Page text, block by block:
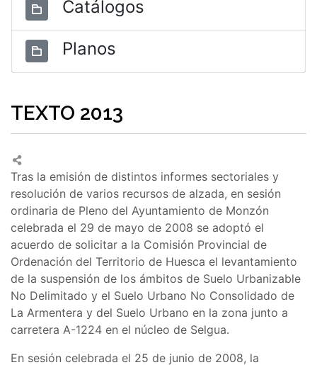
Catálogos
Planos
TEXTO 2013
Tras la emisión de distintos informes sectoriales y
resolución de varios recursos de alzada, en sesión
ordinaria de Pleno del Ayuntamiento de Monzón
celebrada el 29 de mayo de 2008 se adoptó el
acuerdo de solicitar a la Comisión Provincial de
Ordenación del Territorio de Huesca el levantamiento
de la suspensión de los ámbitos de Suelo Urbanizable
No Delimitado y el Suelo Urbano No Consolidado de
La Armentera y del Suelo Urbano en la zona junto a
carretera A-1224 en el núcleo de Selgua.
En sesión celebrada el 25 de junio de 2008, la